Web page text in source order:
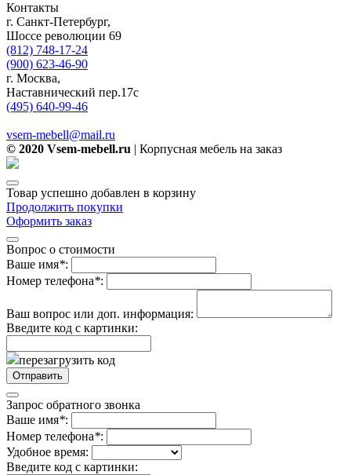
Контакты
г. Санкт-Петербург,
Шоссе революции 69
(812) 748-17-24
(900) 623-46-90
г. Москва,
Наставнический пер.17с
(495) 640-99-46
vsem-mebell@mail.ru
© 2020 Vsem-mebell.ru | Корпусная мебель на заказ
Товар успешно добавлен в корзину
Продолжить покупки
Оформить заказ
Вопрос о стоимости
Ваше имя*:
Номер телефона*:
Ваш вопрос или доп. информация:
Введите код с картинки:
перезагрузить код
Запрос обратного звонка
Ваше имя*:
Номер телефона*:
Удобное время:
Введите код с картинки: